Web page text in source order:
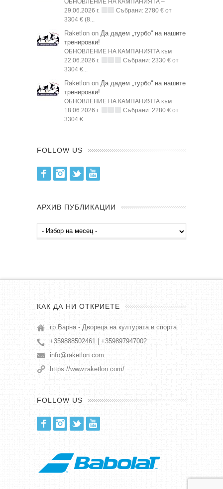
ОБНОВЛЕНИЕ НА КАМПАНИЯТА –
29.06.2026 г.
Събрани: 2780 € от
3304 € (8...
Raketlon on Да дадем „турбо“ на нашите
тренировки!
ОБНОВЛЕНИЕ НА КАМПАНИЯТА към
22.06.2026 г.
Събрани: 2330 € от
3304 €...
Raketlon on Да дадем „турбо“ на нашите
тренировки!
ОБНОВЛЕНИЕ НА КАМПАНИЯТА към
18.06.2026 г.
Събрани: 2280 € от
3304 €...
FOLLOW US
FacebookInstagram
Twitter
АРХИВ ПУБЛИКАЦИИ
Архив
публикации
КАК ДА НИ ОТКРИЕТЕ
гр.Варна - Двореца на културата и спорта
+359888502461 | +359897947002
info@raketlon.com
https://www.raketlon.com/
FOLLOW US
FacebookInstagram
Twitter